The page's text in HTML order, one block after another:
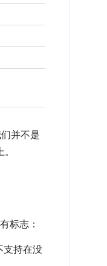
并不是
标志：
支持在没